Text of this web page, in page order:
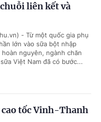
liên kết và
- Từ một quốc gia phụ
lớn vào sữa bột nhập
hoàn nguyên, ngành chăn
Việt Nam đã có bước...
tốc Vinh-Thanh